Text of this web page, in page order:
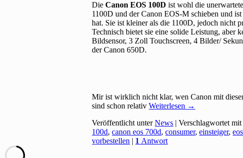
DieCanon EOS 100D ist wohl die
1100D und der Canon EOS-M schieben und
hat. Sie ist kleiner als die 1100D, jedoch nicht
Technisch bietet sie eine solide Leistung,
Bildsensor, 3 Zoll Touchscreen, 4 Bilder/
der Canon 650D.
Mir ist wirklich nicht klar, wen Canon mit
sind schon relativWeiterlesen →
Veröffentlicht unter News |Verschlagwortet mit
100d,canon eos 700d,consumer,einsteiger,eos
vorbestellen | 1 Antwort